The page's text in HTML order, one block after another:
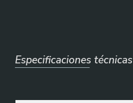
Especificaciones técnicas